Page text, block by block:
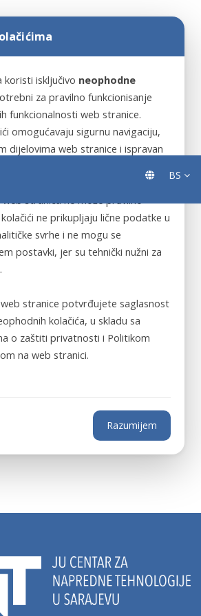
koristi isključivo neophodne
za pravilno funkcionisanje
funkcionalnosti web stranice.
omogućavaju sigurnu navigaciju,
dijelovima web stranice i ispravan
web stranica ne može pravilno
ne prikupljaju lične podatke u
svrhe i ne mogu se
postavki, jer su tehnički nužni za
stranice potvrđujete saglasnost
kolačića, u skladu sa
o zaštiti privatnosti i Politikom
na web stranici.
Razumijem
BS